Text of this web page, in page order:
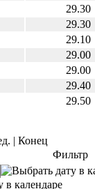
29.30
29.30
29.10
29.00
29.00
29.40
29.50
| Конец
Фильтр